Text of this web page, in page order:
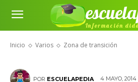
Información
Inicio Varios Zona de transición
Zona de transición
POR ESCUELAPEDIA 4 MAYO, 2014